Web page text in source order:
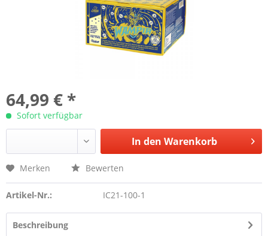
64,99 € *
Sofort verfügbar
In den Warenkorb
Merken Bewerten
Artikel-Nr.: IC21-100-1
Beschreibung